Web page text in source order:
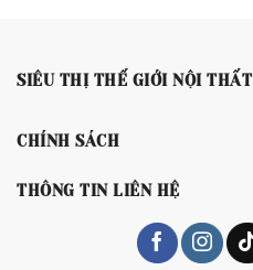
SIÊU THỊ THẾ GIỚI NỘI THẤT
CHÍNH SÁCH
THÔNG TIN LIÊN HỆ